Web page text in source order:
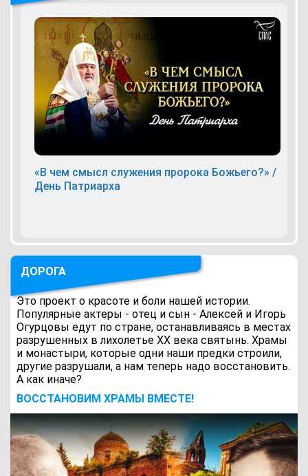
«В чем смысл служения пророка Божьего?» /
День Патриарха
ДОРОГА
Это проект о красоте и боли нашей истории.
Популярные актеры - отец и сын - Алексей и Игорь
Огурцовы едут по стране, останавливаясь в местах
разрушенных в лихолетье ХХ века святынь. Храмы
и монастыри, которые одни наши предки строили,
другие разрушали, а нам теперь надо восстановить.
А как иначе?
ВОCСТАНОВИМ ХРАМЫ ВМЕСТЕ!